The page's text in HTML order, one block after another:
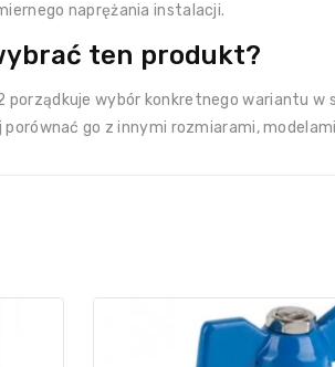
naprężania instalacji.
ten produkt?
porządkuje wybór konkretnego wariantu
go z innymi rozmiarami,